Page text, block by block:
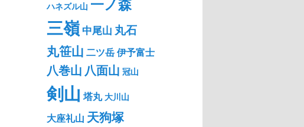
ハネズル山 一ノ森
三嶺 中尾山 丸石
丸笹山 二ツ岳伊予富士
八巻山 八面山 冠山
剣山 塔丸 大川山
大座礼山 天狗塚